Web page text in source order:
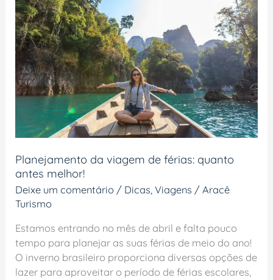
Planejamento da viagem de férias: quanto
antes melhor!
Deixe um comentário / Dicas ,Viagens /Aracê
Turismo
Estamos entrando no mês de abril e falta pouco
tempo para planejar as suas férias de meio do ano!
O inverno brasileiro proporciona diversas opções de
lazer para aproveitar o período de férias escolares,
viagem
de
férias:
quanto
antes
melhor!